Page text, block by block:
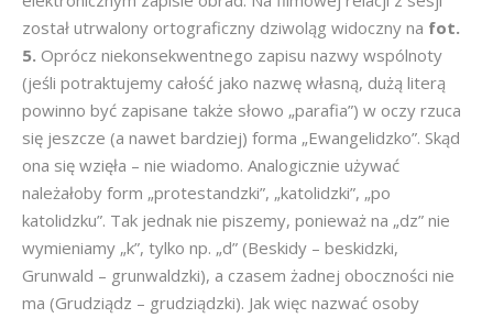
został utrwalony ortograficzny dziwoląg widoczny na fot.
5. Oprócz niekonsekwentnego zapisu nazwy wspólnoty
(jeśli potraktujemy całość jako nazwę własną, dużą literą
powinno być zapisane także słowo „parafia”) w oczy rzuca
się jeszcze (a nawet bardziej) forma „Ewangelidzko”. Skąd
ona się wzięła – nie wiadomo. Analogicznie używać
należałoby form „protestandzki”, „katolidzki”, „po
katolidzku”. Tak jednak nie piszemy, ponieważ na „dz” nie
wymieniamy „k”, tylko np. „d” (Beskidy – beskidzki,
Grunwald – grunwaldzki), a czasem żadnej oboczności nie
ma (Grudziądz – grudziądzki). Jak więc nazwać osoby